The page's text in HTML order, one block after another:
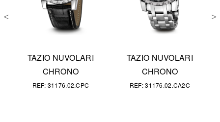
TAZIO NUVOLARI
CHRONO
REF: 31176.02.CPC
TAZIO NUVOLARI
CHRONO
REF: 31176.02.CA2C